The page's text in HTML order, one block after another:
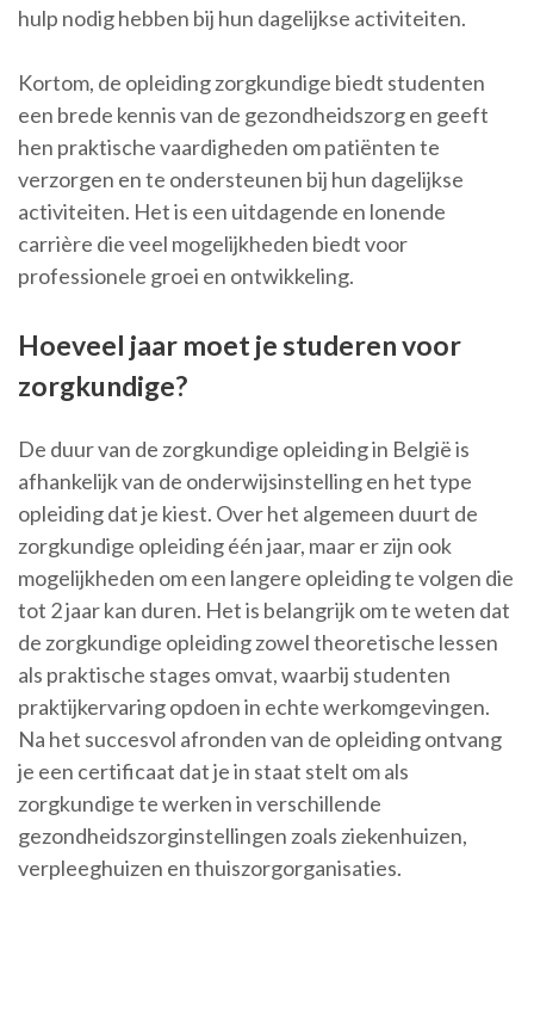
hulp nodig hebben bij hun dagelijkse activiteiten.
Kortom, de opleiding zorgkundige biedt studenten
een brede kennis van de gezondheidszorg en geeft
hen praktische vaardigheden om patiënten te
verzorgen en te ondersteunen bij hun dagelijkse
activiteiten. Het is een uitdagende en lonende
carrière die veel mogelijkheden biedt voor
professionele groei en ontwikkeling.
Hoeveel jaar moet je studeren voor
zorgkundige?
De duur van de zorgkundige opleiding in België is
afhankelijk van de onderwijsinstelling en het type
opleiding dat je kiest. Over het algemeen duurt de
zorgkundige opleiding één jaar, maar er zijn ook
mogelijkheden om een langere opleiding te volgen die
tot 2 jaar kan duren. Het is belangrijk om te weten dat
de zorgkundige opleiding zowel theoretische lessen
als praktische stages omvat, waarbij studenten
praktijkervaring opdoen in echte werkomgevingen.
Na het succesvol afronden van de opleiding ontvang
je een certificaat dat je in staat stelt om als
zorgkundige te werken in verschillende
gezondheidszorginstellingen zoals ziekenhuizen,
verpleeghuizen en thuiszorgorganisaties.